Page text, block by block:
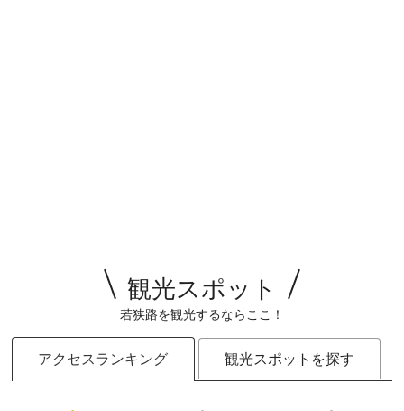
観光スポット
若狭路を観光するならここ！
アクセスランキング 観光スポットを探す